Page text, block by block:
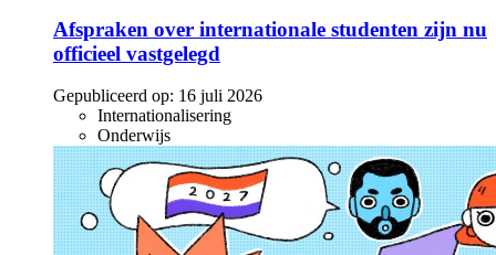
Afspraken over internationale studenten zijn nu
officieel vastgelegd
Gepubliceerd op: 16 juli 2026
Internationalisering
Onderwijs